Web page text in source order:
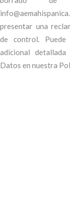
presentar una
de control.
adicional
Datos en nuestra